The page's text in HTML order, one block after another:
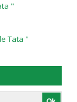
"
Tata "